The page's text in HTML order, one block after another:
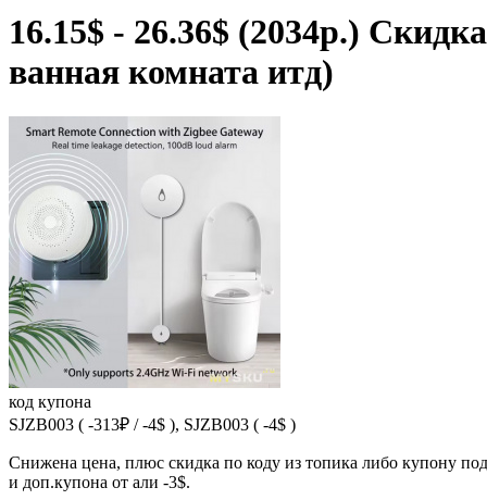
16.15$ - 26.36$ (2034р.)
ванная комната итд)
код купона
SJZB003 ( -313₽ / -4$ ), SJZB003 ( -4$ )
Снижена цена, плюс скидка по коду из топика либо купону
и доп.купона от али -3$.